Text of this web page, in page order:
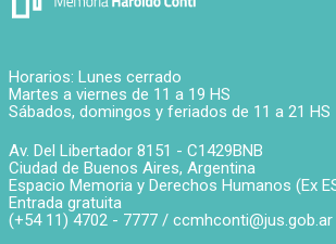
Horarios: Lunes cerrado
Martes a viernes de 11 a 19 HS
Sábados, domingos y feriados de 11 a 21 HS
Av. Del Libertador 8151 - C1429BNB
Ciudad de Buenos Aires, Argentina
Espacio Memoria y Derechos Humanos (Ex
Entrada gratuita
(+54 11) 4702 - 7777 / ccmhconti@jus.gob.ar